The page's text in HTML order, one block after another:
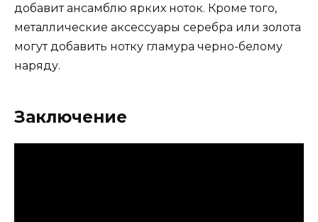
добавит ансамблю ярких ноток. Кроме того,
металлические аксессуары серебра или золота
могут добавить нотку гламура черно-белому
наряду.
Заключение